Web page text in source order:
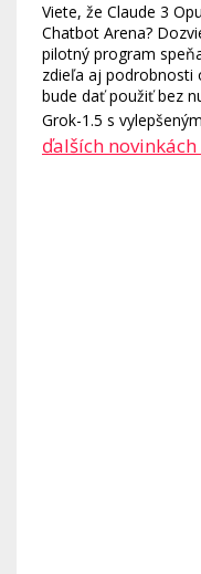
Viete, že Claude 3
Chatbot Arena?
pilotný program
zdieľa aj podrobnosti
bude dať použiť bez
Grok-1.5 s
ďalších novinkách